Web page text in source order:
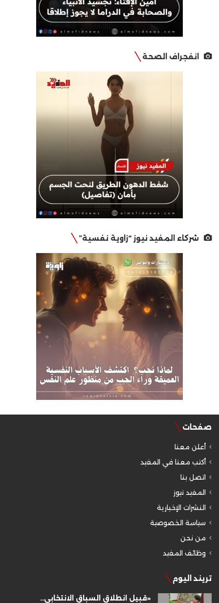
انفجراف الصحة
شركاء المفيد نيوز “زاوية نفسية”
صفحات
أعلن معنا
أكتب معنا في المفيد
اتصل بنا
المفيد نيوز
النشرات الإخبارية
سياسة الخصوصية
من نحن
وظائف المفيد
تريند اليوم
«قبيل انطلاق السباق الانتخابي..